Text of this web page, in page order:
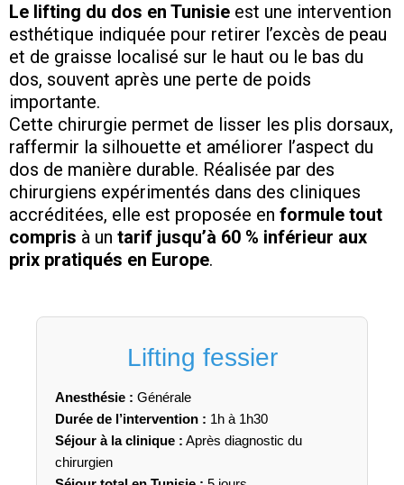
Le lifting du dos en Tunisie est une intervention
esthétique indiquée pour retirer l’excès de peau
et de graisse localisé sur le haut ou le bas du
dos, souvent après une perte de poids
importante.
Cette chirurgie permet de lisser les plis dorsaux,
raffermir la silhouette et améliorer l’aspect du
dos de manière durable. Réalisée par des
chirurgiens expérimentés dans des cliniques
accréditées, elle est proposée en formule tout
compris à un tarif jusqu’à 60 % inférieur aux
prix pratiqués en Europe.
Lifting fessier
Anesthésie : Générale
Durée de l’intervention : 1h à 1h30
Séjour à la clinique : Après diagnostic du
chirurgien